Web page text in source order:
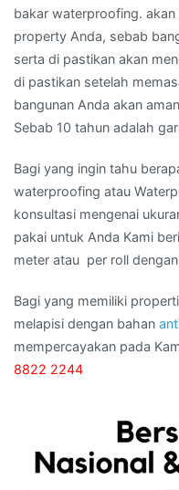
bakar waterproofing.
property Anda, sebab
serta di pastikan akan
di pastikan setelah
bangunan Anda akan
Sebab 10 tahun adalah
Bagi yang ingin tahu
waterproofing atau
konsultasi mengenai
pakai untuk Anda Kami
meter atau per roll
Bagi yang memiliki
melapisi dengan bahan
mempercayakan pada
8822 2244